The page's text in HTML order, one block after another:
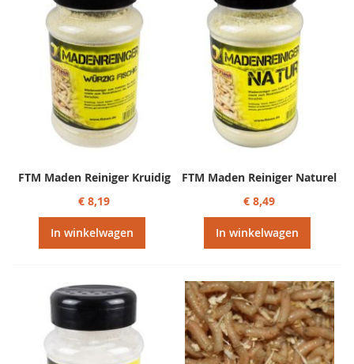
FTM Maden Reiniger Kruidig
€ 8,19
In winkelwagen
FTM Maden Reiniger Naturel
€ 8,49
In winkelwagen